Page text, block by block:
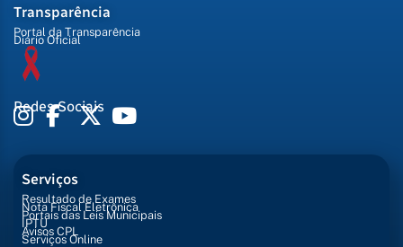
Transparência
Portal da Transparência
Diário Oficial
Redes Sociais
Serviços
Resultado de Exames
Nota Fiscal Eletrônica
Portais das Leis Municipais
IPTU
Avisos CPL
Serviços Online